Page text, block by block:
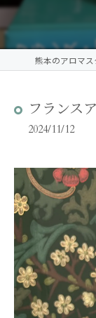
フランス
2024/11/12